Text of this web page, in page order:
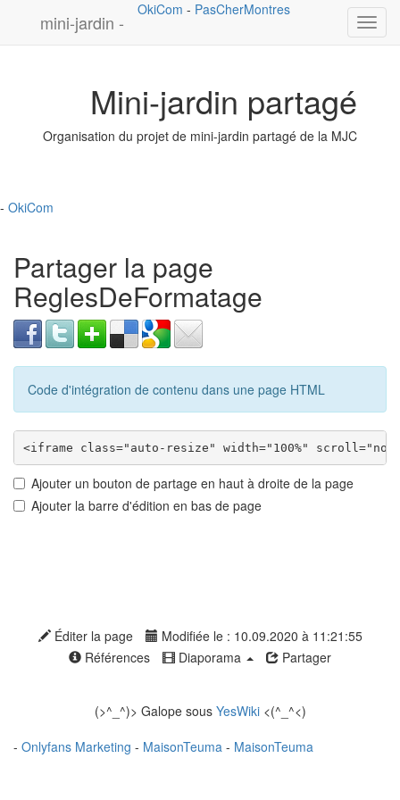
mini-jardin -
OkiCom - PasCherMontres
Mini-jardin partagé
Organisation du projet de mini-jardin partagé de la MJC
- OkiCom
Partager la page
ReglesDeFormatage
Code d'intégration de contenu dans une page HTML
Ajouter un bouton de partage en haut à droite de la page
Ajouter la barre d'édition en bas de page
Éditer la page
Modifiée le : 10.09.2020 à 11:21:55
Références
Diaporama Partager
(>^_^)> Galope sous YesWiki<(^_^<)
- Onlyfans Marketing - MaisonTeuma - MaisonTeuma